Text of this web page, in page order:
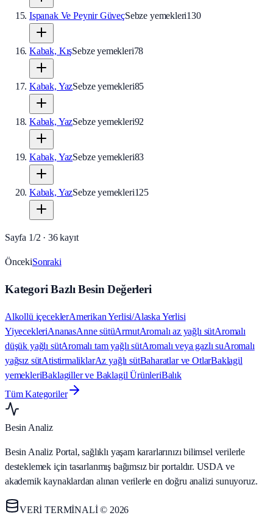
Ispanak Ve Peynir GüveçSebze yemekleri130
Kabak, KışSebze yemekleri78
Kabak, YazSebze yemekleri85
Kabak, YazSebze yemekleri92
Kabak, YazSebze yemekleri83
Kabak, YazSebze yemekleri125
Sayfa 1/2 · 36 kayıt
ÖncekiSonraki
Kategori Bazlı Besin Değerleri
Alkollü içeceklerAmerikan Yerlisi/Alaska Yerlisi
YiyecekleriAnanasAnne sütüArmutAromalı az yağlı sütAromalı
düşük yağlı sütAromalı tam yağlı sütAromalı veya gazlı suAromalı
yağsız sütAtistirmaliklarAz yağlı sütBaharatlar ve OtlarBaklagil
yemekleriBaklagiller ve Baklagil ÜrünleriBalık
Tüm Kategoriler
Besin Analiz
Besin Analiz Portal, sağlıklı yaşam kararlarınızı bilimsel verilerle
desteklemek için tasarlanmış bağımsız bir portaldır. USDA ve
akademik kaynaklardan alınan verilerle en doğru analizi sunuyoruz.
VERİ TERMİNALİ © 2026